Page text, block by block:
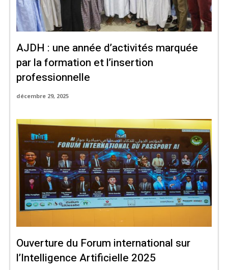
AJDH : une année d’activités marquée
par la formation et l’insertion
professionnelle
décembre 29, 2025
Ouverture du Forum international sur
l’Intelligence Artificielle 2025